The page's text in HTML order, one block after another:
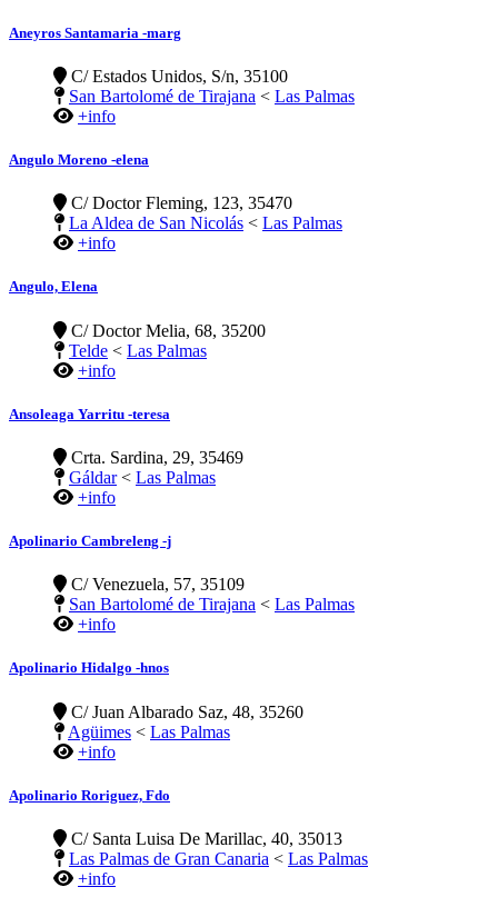
Aneyros Santamaria -marg
C/ Estados Unidos, S/n, 35100
San Bartolomé de Tirajana < Las Palmas
+info
Angulo Moreno -elena
C/ Doctor Fleming, 123, 35470
La Aldea de San Nicolás < Las Palmas
+info
Angulo, Elena
C/ Doctor Melia, 68, 35200
Telde < Las Palmas
+info
Ansoleaga Yarritu -teresa
Crta. Sardina, 29, 35469
Gáldar< Las Palmas
+info
Apolinario Cambreleng -j
C/ Venezuela, 57, 35109
San Bartolomé de Tirajana < Las Palmas
+info
Apolinario Hidalgo -hnos
C/ Juan Albarado Saz, 48, 35260
Agüimes < Las Palmas
+info
Apolinario Roriguez, Fdo
C/ Santa Luisa De Marillac, 40, 35013
Las Palmas de Gran Canaria < Las Palmas
+info